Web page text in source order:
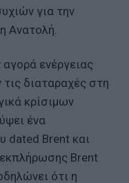
για την
Ανατολή.
ενέργειας
διαταραχές στη
κρίσιμων
ένα
dated Brent και
Brent
ότι η